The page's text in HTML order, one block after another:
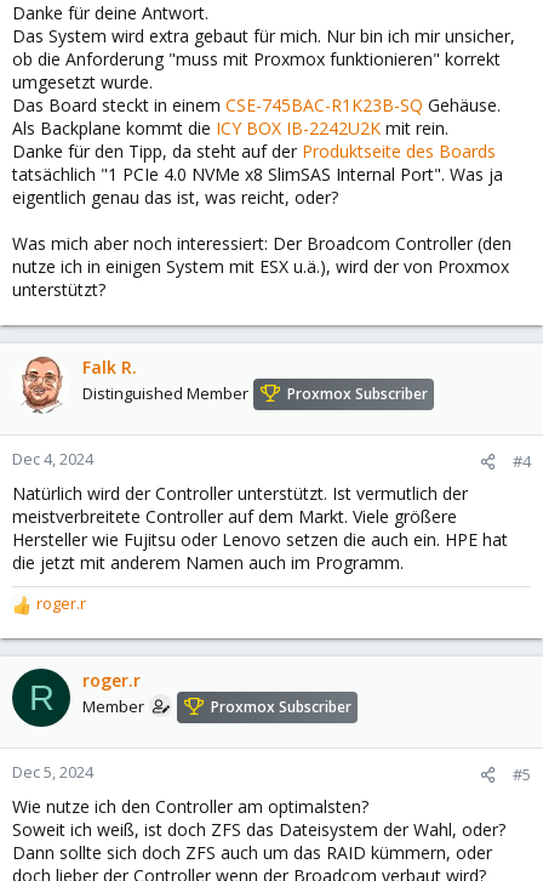
:Danke für deine Antwort.
Das System wird extra gebaut für mich. Nur bin ich mir unsicher,
ob die Anforderung "muss mit Proxmox funktionieren" korrekt
umgesetzt wurde.
Das Board steckt in einem CSE-745BAC-R1K23B-SQ Gehäuse.
Als Backplane kommt die ICY BOX IB-2242U2K mit rein.
Danke für den Tipp, da steht auf der Produktseite des Boards
tatsächlich "1 PCIe 4.0 NVMe x8 SlimSAS Internal Port". Was ja
eigentlich genau das ist, was reicht, oder?
Was mich aber noch interessiert: Der Broadcom Controller (den
nutze ich in einigen System mit ESX u.ä.), wird der von Proxmox
unterstützt?
Falk R.
Distinguished Member Proxmox Subscriber
Dec 4, 2024 #4
Natürlich wird der Controller unterstützt. Ist vermutlich der
meistverbreitete Controller auf dem Markt. Viele größere
Hersteller wie Fujitsu oder Lenovo setzen die auch ein. HPE hat
die jetzt mit anderem Namen auch im Programm.
R
e
a
c
t
o
n
:
roger.r
R roger.r
Member Proxmox Subscriber
Dec 5, 2024 #5
Wie nutze ich den Controller am optimalsten?
Soweit ich weiß, ist doch ZFS das Dateisystem der Wahl, oder?
Dann sollte sich doch ZFS auch um das RAID kümmern, oder
doch lieber der Controller wenn der Broadcom verbaut wird?